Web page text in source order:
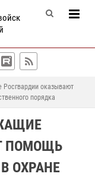
Росгвардии оказывают
порядка
ПОМОЩЬ
ОХРАНЕ